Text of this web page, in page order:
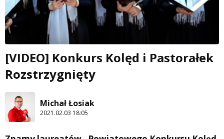
[VIDEO] Konkurs Kolęd i Pastorałek
Rozstrzygnięty
Michał Łosiak
2021.02.03 18:05